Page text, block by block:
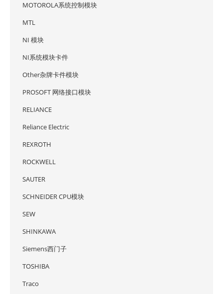
MOTOROLA系统控制模块
MTL
NI 模块
NI系统模块卡件
Other杂牌卡件模块
PROSOFT 网络接口模块
RELIANCE
Reliance Electric
REXROTH
ROCKWELL
SAUTER
SCHNEIDER CPU模块
SEW
SHINKAWA
Siemens西门子
TOSHIBA
Traco